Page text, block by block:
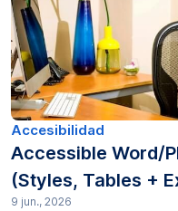
Accesibilidad
Accessible Word/
(Styles, Tables +
9 jun., 2026